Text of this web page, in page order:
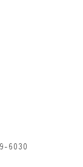
6030